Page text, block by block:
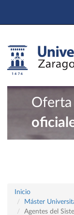
Oferta
Inicio
Máster
Agentes del